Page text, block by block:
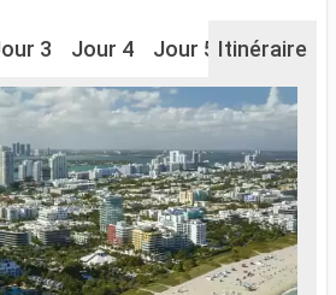
3 Jour 4 Jour 5 Jour 6
Itinéraire